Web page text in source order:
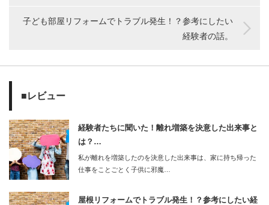
子ども部屋リフォームでトラブル発生！？参考にしたい
経験者の話。
■レビュー
経験者たちに聞いた！離れ増築を決意した出来事と
は？…
私が離れを増築したのを決意した出来事は、家に持ち帰った
仕事をことごとく子供に邪魔…
屋根リフォームでトラブル発生！？参考にしたい経